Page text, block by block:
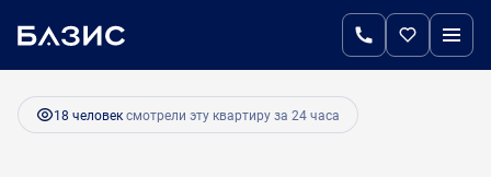
Студия16.22 м 2 611 420 руб.
Ипотекаот 10 960 руб.
18 человексмотрели эту квартиру за 24 часа